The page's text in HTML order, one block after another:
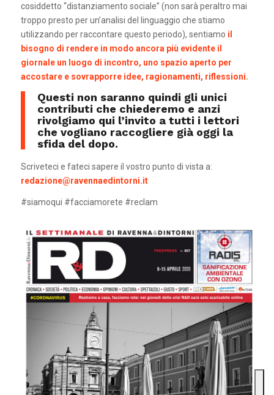
cosiddetto “distanziamento sociale” (non sarà peraltro mai
troppo presto per un’analisi del linguaggio che stiamo
utilizzando per raccontare questo periodo), sentiamo il
bisogno di rendere in modo ancora più evidente il
giornale un luogo di incontro, uno spazio aperto per
accostare e sovrapporre idee, ragionamenti, riflessioni.
Questi non saranno quindi gli unici
contributi che chiederemo e anzi
rivolgiamo qui l’invito a tutti i lettori
che vogliano raccogliere già oggi la
sfida del dopo.
Scriveteci e fateci sapere il vostro punto di vista a:
redazione@ravennaedintorni.it
#siamoqui #facciamorete #reclam